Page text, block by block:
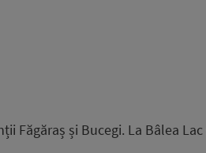
Făgăraș și Bucegi. La Bâlea